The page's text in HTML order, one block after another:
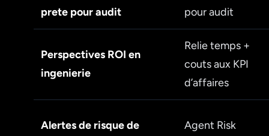
prete pour audit
pour audit
Perspectives ROI en
ingenierie
Relie temps +
couts aux KPI
d’affaires
Alertes de risque de
Agent Risk